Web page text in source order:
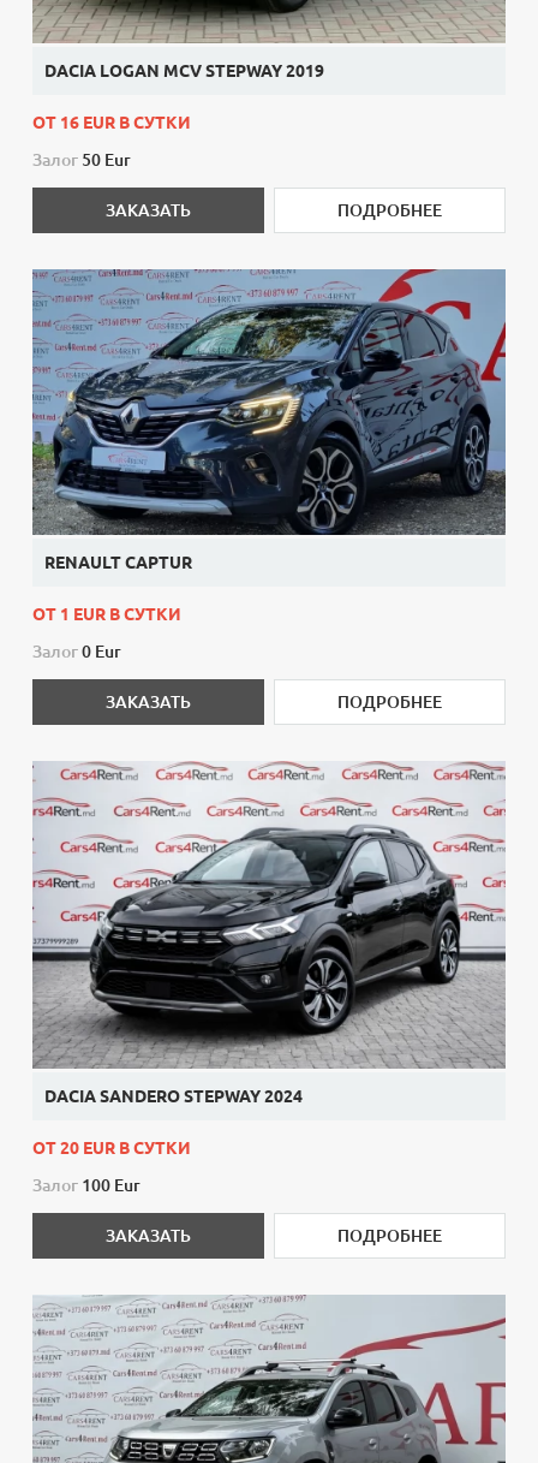
DACIA LOGAN MCV STEPWAY 2019
ОТ 16 EUR В СУТКИ
Залог 50 Eur
ЗАКАЗАТЬ ПОДРОБНЕЕ
RENAULT CAPTUR
ОТ 1 EUR В СУТКИ
Залог 0 Eur
ЗАКАЗАТЬ ПОДРОБНЕЕ
DACIA SANDERO STEPWAY 2024
ОТ 20 EUR В СУТКИ
Залог 100 Eur
ЗАКАЗАТЬ ПОДРОБНЕЕ